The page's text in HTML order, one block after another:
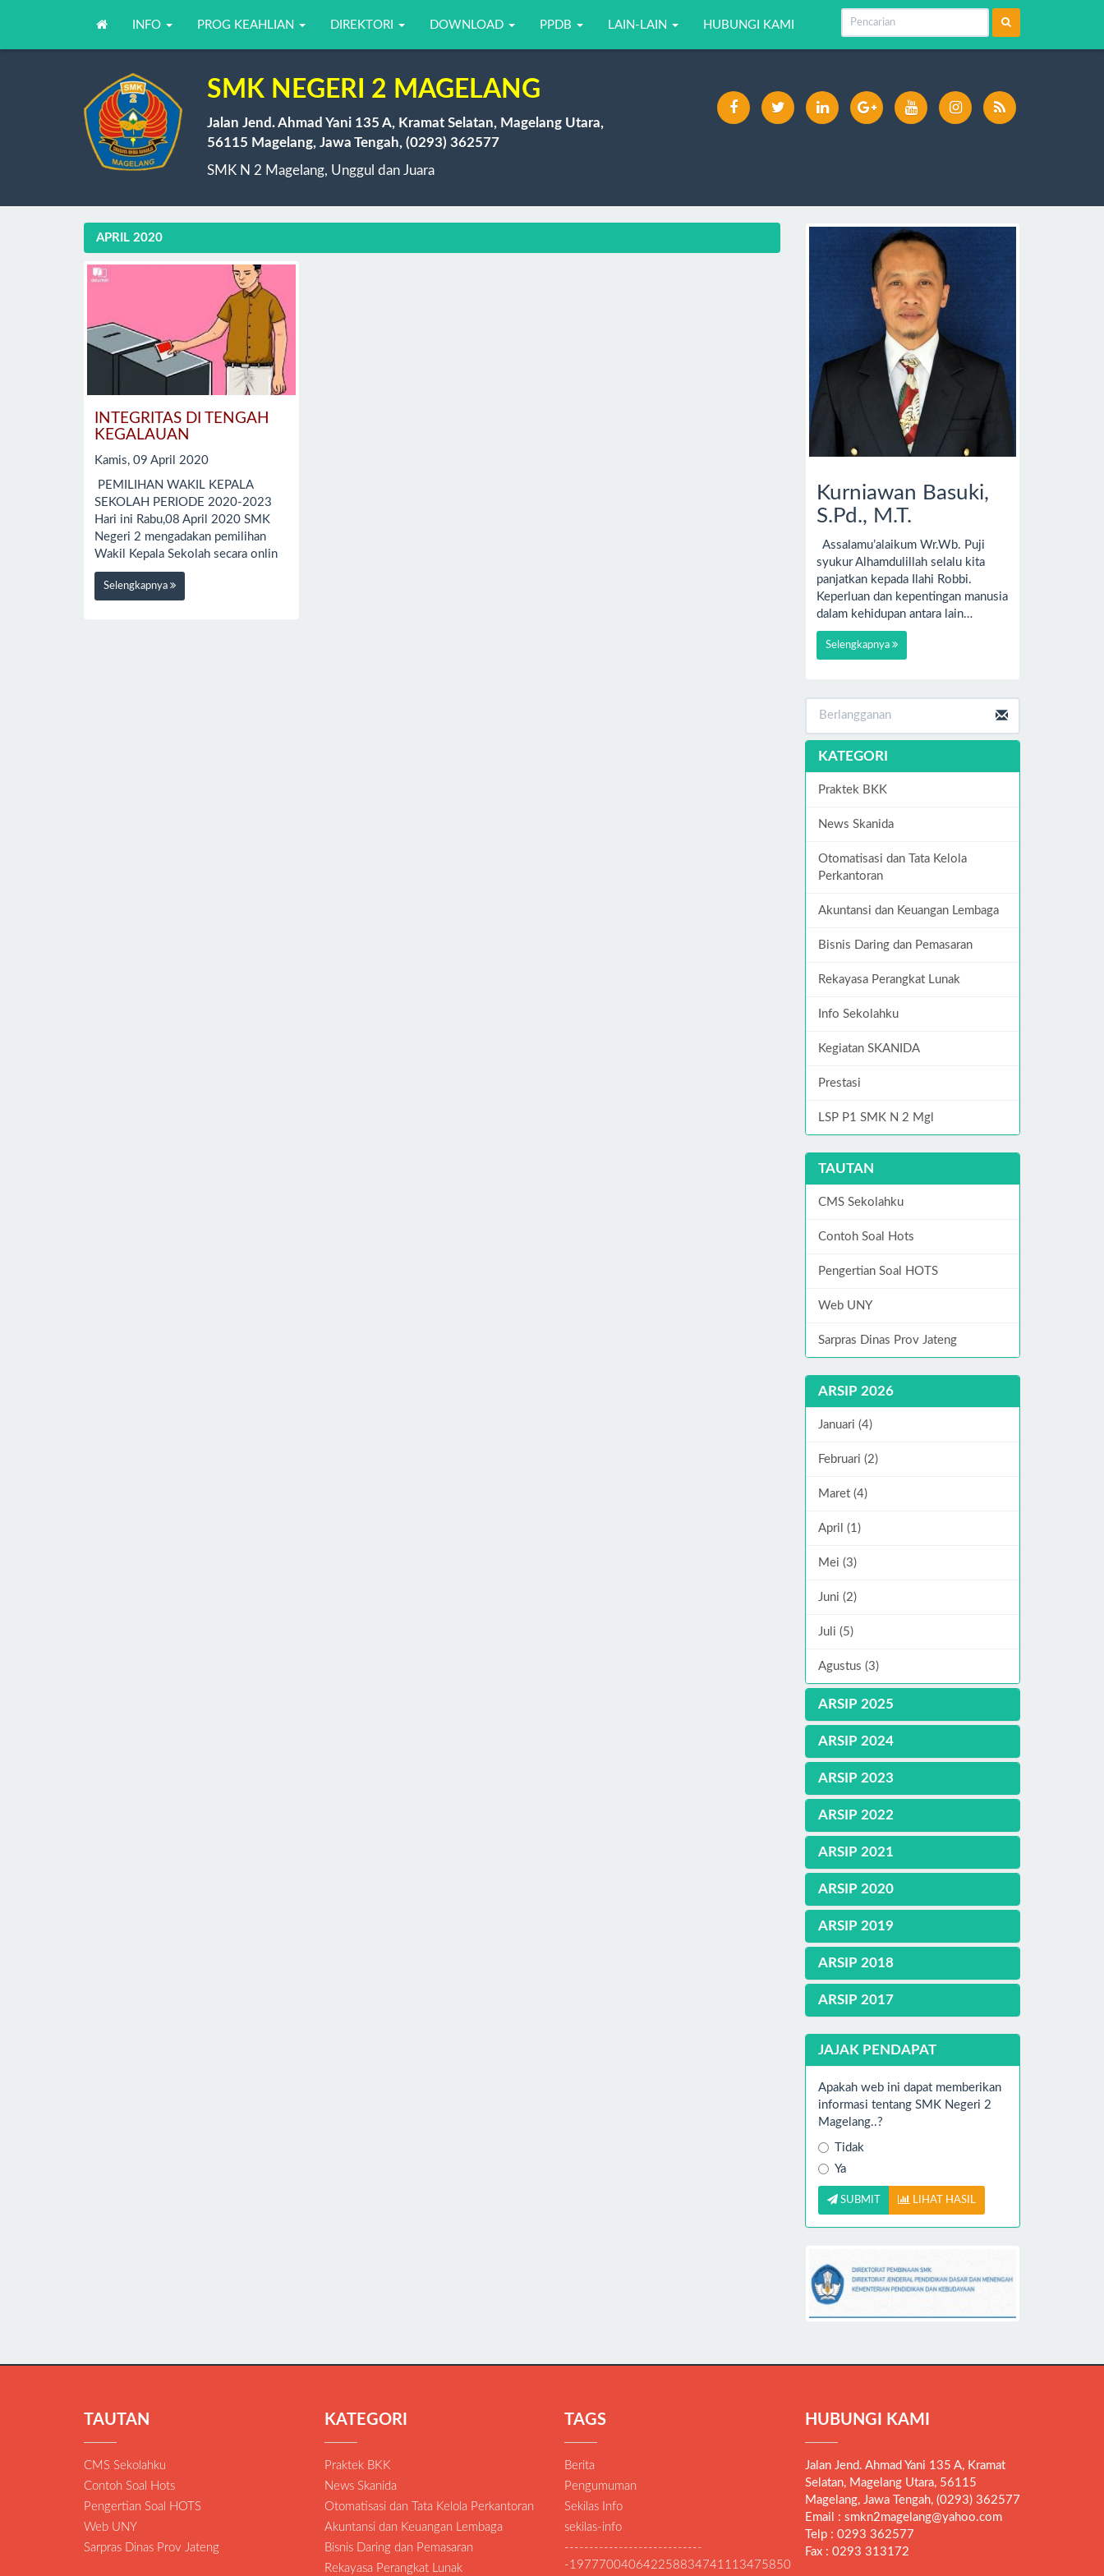
INFO PROG KEAHLIAN DIREKTORI DOWNLOAD PPDB LAIN-LAIN HUBUNGI KAMI
SMK NEGERI 2 MAGELANG
Jalan Jend. Ahmad Yani 135 A, Kramat Selatan, Magelang Utara,
56115 Magelang, Jawa Tengah, (0293) 362577
SMK N 2 Magelang, Unggul dan Juara
APRIL 2020
INTEGRITAS DI TENGAH
KEGALAUAN
Kamis, 09 April 2020
PEMILIHAN WAKIL KEPALA
SEKOLAH PERIODE 2020-2023
Hari ini Rabu,08 April 2020 SMK
Negeri 2 mengadakan pemilihan
Wakil Kepala Sekolah secara onlin
Selengkapnya
Kurniawan Basuki,
S.Pd., M.T.
Assalamu’alaikum Wr.Wb. Puji
syukur Alhamdulillah selalu kita
panjatkan kepada Ilahi Robbi.
Keperluan dan kepentingan manusia
dalam kehidupan antara lain…
Selengkapnya
KATEGORI
Praktek BKK
News Skanida
Otomatisasi dan Tata Kelola
Perkantoran
Akuntansi dan Keuangan Lembaga
Bisnis Daring dan Pemasaran
Rekayasa Perangkat Lunak
Info Sekolahku
Kegiatan SKANIDA
Prestasi
LSP P1 SMK N 2 Mgl
TAUTAN
CMS Sekolahku
Contoh Soal Hots
Pengertian Soal HOTS
Web UNY
Sarpras Dinas Prov Jateng
ARSIP 2026
Januari (4)
Februari (2)
Maret (4)
April (1)
Mei (3)
Juni (2)
Juli (5)
Agustus (3)
ARSIP 2025
ARSIP 2024
ARSIP 2023
ARSIP 2022
ARSIP 2021
ARSIP 2020
ARSIP 2019
ARSIP 2018
ARSIP 2017
JAJAK PENDAPAT
Apakah web ini dapat memberikan
informasi tentang SMK Negeri 2
Magelang..?
Tidak
Ya
SUBMIT LIHAT HASIL
TAUTAN
CMS Sekolahku
Contoh Soal Hots
Pengertian Soal HOTS
Web UNY
Sarpras Dinas Prov Jateng
KATEGORI
Praktek BKK
News Skanida
Otomatisasi dan Tata Kelola Perkantoran
Akuntansi dan Keuangan Lembaga
Bisnis Daring dan Pemasaran
Rekayasa Perangkat Lunak
TAGS
Berita
Pengumuman
Sekilas Info
sekilas-info
----------------------------
-197770040642258834741113475850
HUBUNGI KAMI
Jalan Jend. Ahmad Yani 135 A, Kramat
Selatan, Magelang Utara, 56115
Magelang, Jawa Tengah, (0293) 362577
Email : smkn2magelang@yahoo.com
Telp : 0293 362577
Fax : 0293 313172